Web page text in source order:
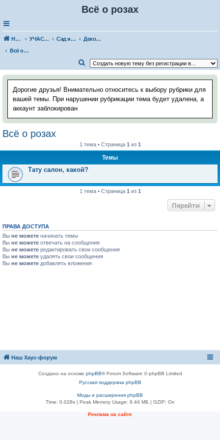
Всё о розах
Наш Хаус-форум УЧАСТОК И САД Сад и огород
Декоративный сад
Всё о розах
о
с
Дорогие друзья! Внимательно относитесь к выбору рубрики для
вашей темы. При нарушении рубрикации тема будет удалена, а
аккаунт заблокирован
Всё о розах
1 тема • Страница 1 из 1
Темы
Тату салон, какой?
1 тема • Страница 1 из 1
Перейти
ПРАВА ДОСТУПА
Вы не можете начинать темы
Вы не можете отвечать на сообщения
Вы не можете редактировать свои сообщения
Вы не можете удалять свои сообщения
Вы не можете добавлять вложения
Наш Хаус-форум
Создано на основе phpBB® Forum Software © phpBB Limited
Русская поддержка phpBB
Моды и расширения phpBB
Time: 0.028s| Peak Memory Usage: 6.44 МБ | GZIP: On
Реклама на сайте